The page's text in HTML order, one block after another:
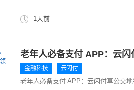
1天前
老年人必备支付 APP：云
金融科技 云闪付
老年人必备支付 APP：云闪付享公交